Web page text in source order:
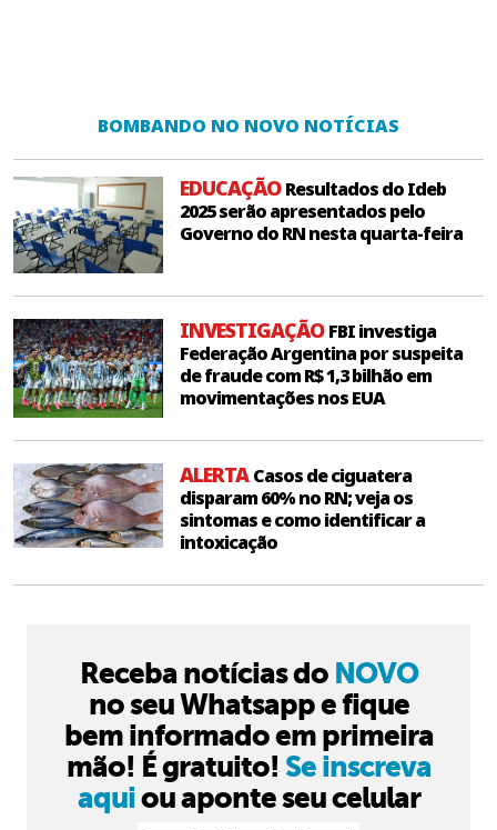
BOMBANDO NO NOVO NOTÍCIAS
EDUCAÇÃOResultados do Ideb
2025 serão apresentados pelo
Governo do RN nesta quarta-feira
INVESTIGAÇÃOFBI investiga
Federação Argentina por suspeita
de fraude com R$ 1,3 bilhão em
movimentações nos EUA
ALERTACasos de ciguatera
disparam 60% no RN; veja os
sintomas e como identificar a
intoxicação
Receba notícias do NOVO
no seu Whatsapp e fique
bem informado em primeira
mão! É gratuito! Se inscreva
aquiou aponte seu celular